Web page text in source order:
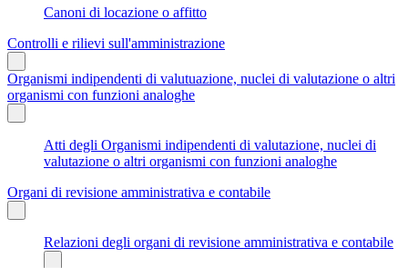
Canoni di locazione o affitto
Controlli e rilievi sull'amministrazione
Organismi indipendenti di valutuazione, nuclei di valutazione o altri
organismi con funzioni analoghe
Atti degli Organismi indipendenti di valutazione, nuclei di
valutazione o altri organismi con funzioni analoghe
Organi di revisione amministrativa e contabile
Relazioni degli organi di revisione amministrativa e contabile